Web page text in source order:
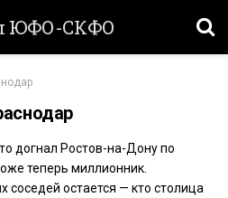
ЮФО-СКФО
догнал Ростов-на-Дону по
теперь миллионник.
соседей остается — кто столица